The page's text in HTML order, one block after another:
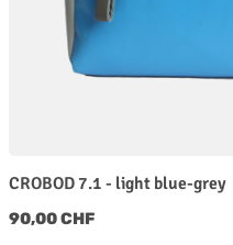
CROBOD 7.1 - light blue-grey
Regulärer Preis:
90,00 CHF